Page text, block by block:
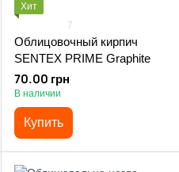
Хит
7
Облицовочный кирпич
SENTEX PRIME Graphite
70.00 грн
В наличии
Купить